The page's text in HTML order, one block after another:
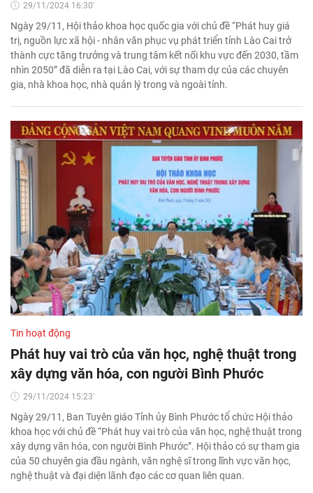
29/11/2024 16:30'
Ngày 29/11, Hội thảo khoa học quốc gia với chủ đề “Phát huy giá
trị, nguồn lực xã hội - nhân văn phục vụ phát triển tỉnh Lào Cai trở
thành cực tăng trưởng và trung tâm kết nối khu vực đến 2030, tầm
nhìn 2050” đã diễn ra tại Lào Cai, với sự tham dự của các chuyên
gia, nhà khoa học, nhà quản lý trong và ngoài tỉnh.
Tin hoạt động
Phát huy vai trò của văn học, nghệ thuật trong
xây dựng văn hóa, con người Bình Phước
29/11/2024 15:23'
Ngày 29/11, Ban Tuyên giáo Tỉnh ủy Bình Phước tổ chức Hội thảo
khoa học với chủ đề “Phát huy vai trò của văn học, nghệ thuật trong
xây dựng văn hóa, con người Bình Phước”. Hội thảo có sự tham gia
của 50 chuyên gia đầu ngành, văn nghệ sĩ trong lĩnh vực văn học,
nghệ thuật và đại diện lãnh đạo các cơ quan liên quan.